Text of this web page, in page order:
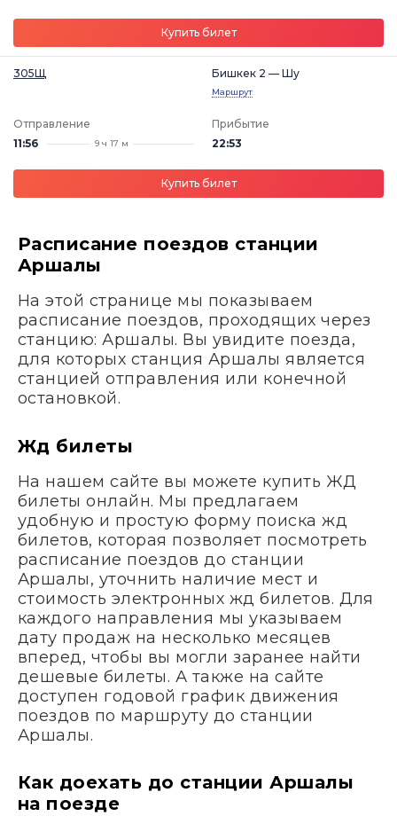
Купить билет
305Щ Бишкек 2 — Шу
Маршрут
Отправление
11:56
9 ч 17 м
Прибытие
22:53
Купить билет
Расписание поездов станции
Аршалы
На этой странице мы показываем
расписание поездов, проходящих через
станцию: Аршалы. Вы увидите поезда,
для которых станция Аршалы является
станцией отправления или конечной
остановкой.
Жд билеты
На нашем сайте вы можете купить ЖД
билеты онлайн. Мы предлагаем
удобную и простую форму поиска жд
билетов, которая позволяет посмотреть
расписание поездов до станции
Аршалы, уточнить наличие мест и
стоимость электронных жд билетов. Для
каждого направления мы указываем
дату продаж на несколько месяцев
вперед, чтобы вы могли заранее найти
дешевые билеты. А также на сайте
доступен годовой график движения
поездов по маршруту до станции
Аршалы.
Как доехать до станции Аршалы
на поезде